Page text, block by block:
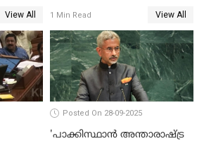
View All
ടി.കെ.രാജഗോപാല്‍
1 Min Read View All
Posted On 28-09-2025
'പാക്കിസ്ഥാന്‍ അന്താരാഷ്ട്ര